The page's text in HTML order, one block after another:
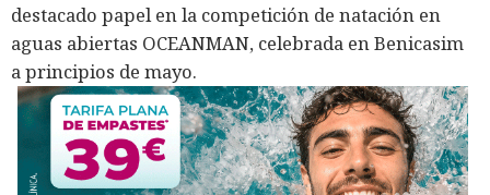
destacado papel en la competición de natación en
aguas abiertas OCEANMAN, celebrada en Benicasim
a principios de mayo.